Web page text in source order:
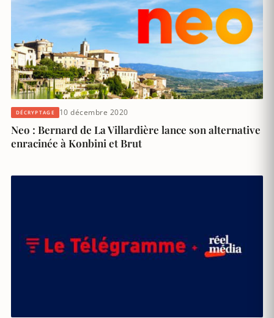
DÉCRYPTAGE 10 décembre 2020
Neo : Bernard de La Villardière lance son alternative
enracinée à Konbini et Brut